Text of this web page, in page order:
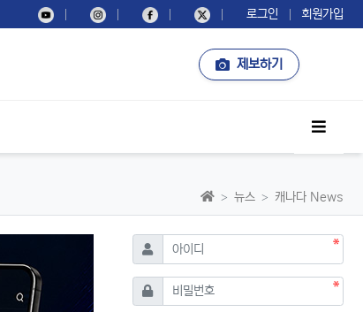
로그인 회원가입
제보하기
사이드
홈으로뉴스 캐나다 News
아이디 필수
비밀번호필수